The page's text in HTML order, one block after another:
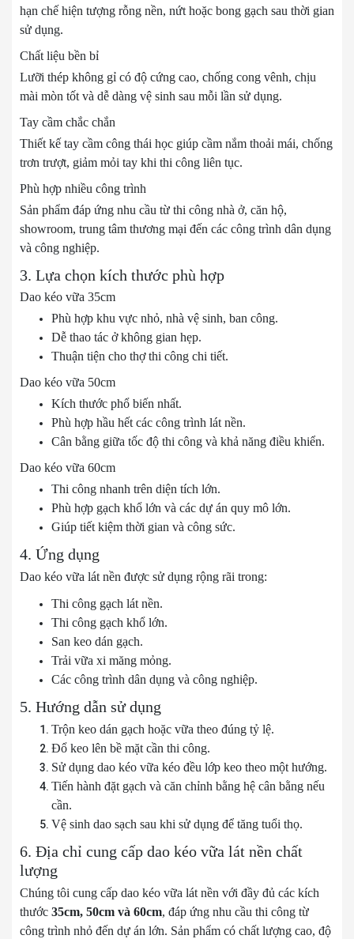
hạn chế hiện tượng rỗng nền, nứt hoặc bong gạch sau thời gian
sử dụng.
Chất liệu bền bỉ
Lưỡi thép không gỉ có độ cứng cao, chống cong vênh, chịu
mài mòn tốt và dễ dàng vệ sinh sau mỗi lần sử dụng.
Tay cầm chắc chắn
Thiết kế tay cầm công thái học giúp cầm nắm thoải mái, chống
trơn trượt, giảm mỏi tay khi thi công liên tục.
Phù hợp nhiều công trình
Sản phẩm đáp ứng nhu cầu từ thi công nhà ở, căn hộ,
showroom, trung tâm thương mại đến các công trình dân dụng
và công nghiệp.
3. Lựa chọn kích thước phù hợp
Dao kéo vữa 35cm
Phù hợp khu vực nhỏ, nhà vệ sinh, ban công.
Dễ thao tác ở không gian hẹp.
Thuận tiện cho thợ thi công chi tiết.
Dao kéo vữa 50cm
Kích thước phổ biến nhất.
Phù hợp hầu hết các công trình lát nền.
Cân bằng giữa tốc độ thi công và khả năng điều khiển.
Dao kéo vữa 60cm
Thi công nhanh trên diện tích lớn.
Phù hợp gạch khổ lớn và các dự án quy mô lớn.
Giúp tiết kiệm thời gian và công sức.
4. Ứng dụng
Dao kéo vữa lát nền được sử dụng rộng rãi trong:
Thi công gạch lát nền.
Thi công gạch khổ lớn.
San keo dán gạch.
Trải vữa xi măng mỏng.
Các công trình dân dụng và công nghiệp.
5. Hướng dẫn sử dụng
Trộn keo dán gạch hoặc vữa theo đúng tỷ lệ.
Đổ keo lên bề mặt cần thi công.
Sử dụng dao kéo vữa kéo đều lớp keo theo một hướng.
Tiến hành đặt gạch và căn chỉnh bằng hệ cân bằng nếu
cần.
Vệ sinh dao sạch sau khi sử dụng để tăng tuổi thọ.
6. Địa chỉ cung cấp dao kéo vữa lát nền chất
lượng
Chúng tôi cung cấp dao kéo vữa lát nền với đầy đủ các kích
thước 35cm, 50cm và 60cm, đáp ứng nhu cầu thi công từ
công trình nhỏ đến dự án lớn. Sản phẩm có chất lượng cao, độ